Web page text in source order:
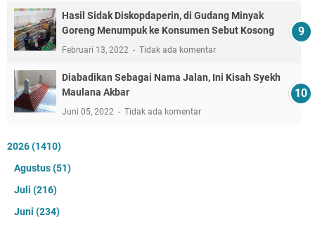
Hasil Sidak Diskopdaperin, di Gudang Minyak
Goreng Menumpuk ke Konsumen Sebut Kosong
Februari 13, 2022 Tidak ada komentar
Diabadikan Sebagai Nama Jalan, Ini Kisah Syekh
Maulana Akbar
Juni 05, 2022 Tidak ada komentar
2026(1410)
Agustus(51)
Juli (216)
Juni (234)